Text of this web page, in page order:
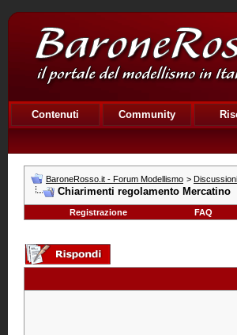
Contenuti Community
BaroneRosso.it - Forum Modellismo >
Chiarimenti regolamento Mercatino
Registrazione FAQ